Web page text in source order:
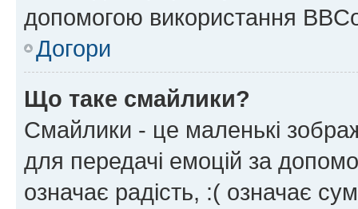
допомогою використання
Догори
Що таке смайлики?
Смайлики - це маленькі
для передачі емоцій за
означає радість, :( означає